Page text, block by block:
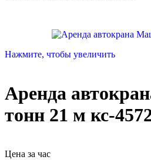
Нажмите, чтобы увеличить
Аренда
тонн 21 м кс-
Цена за час